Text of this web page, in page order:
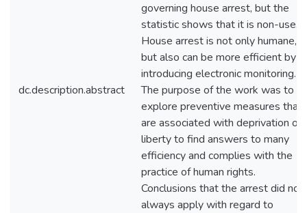
dc.description.abstract
governing house arrest, but the
statistic shows that it is non-use.
House arrest is not only humane,
but also can be more efficient by
introducing electronic monitoring.
The purpose of the work was to
explore preventive measures that
are associated with deprivation of
liberty to find answers to many
efficiency and complies with the
practice of human rights.
Conclusions that the arrest did not
always apply with regard to